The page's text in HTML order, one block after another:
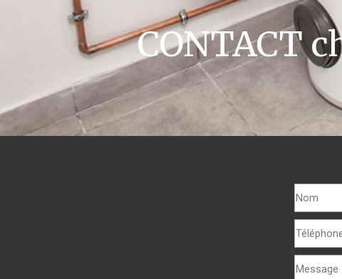
CONTACT